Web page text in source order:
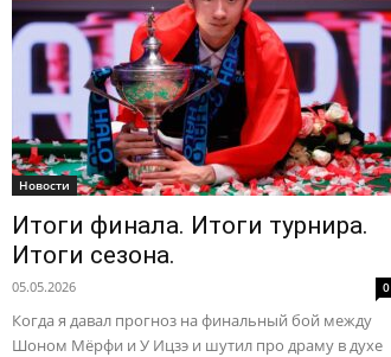
Новости
Итоги финала. Итоги турнира.
Итоги сезона.
05.05.2026 0
Когда я давал прогноз на финальный бой между
Шоном Мёрфи и У Ицзэ и шутил про драму в духе